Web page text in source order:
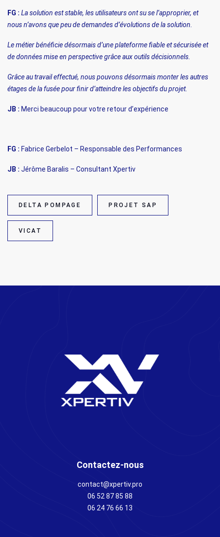
FG : La solution est stable, les utilisateurs ont su se l’approprier, et
nous n’avons que peu de demandes d’évolutions de la solution.
Le métier bénéficie désormais d’une plateforme fiable et sécurisée et
de données mise en perspective grâce aux outils décisionnels.
Grâce au travail effectué, nous pouvons désormais monter les autres
étages de la fusée pour finir d’atteindre les objectifs du projet.
JB : Merci beaucoup pour votre retour d’expérience
FG : Fabrice Gerbelot – Responsable des Performances
JB : Jérôme Baralis – Consultant Xpertiv
DELTA POMPAGE PROJET SAP
VICAT
Contactez-nous
contact@xpertiv.pro
06 52 87 85 88
06 24 76 66 13